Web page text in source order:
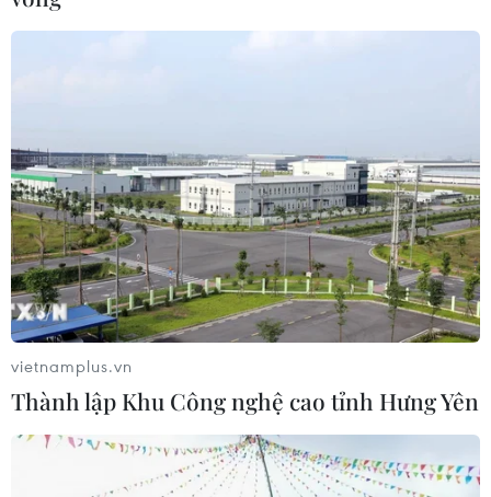
vietnamplus.vn
Thành lập Khu Công nghệ cao tỉnh Hưng Yên